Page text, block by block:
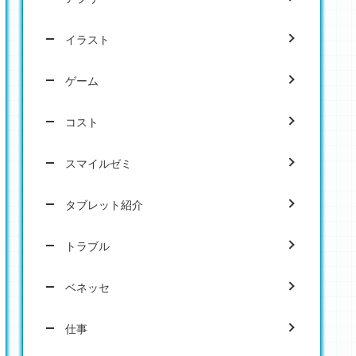
イラスト
ゲーム
コスト
スマイルゼミ
タブレット紹介
トラブル
ベネッセ
仕事